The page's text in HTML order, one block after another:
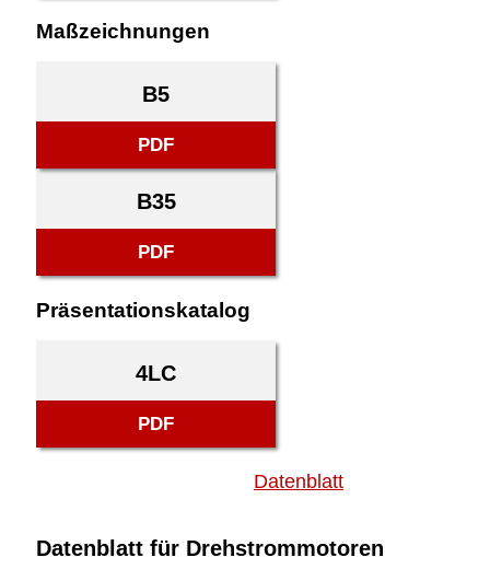
Maßzeichnungen
B5
PDF
B35
PDF
Präsentationskatalog
4LC
PDF
Datenblatt
Datenblatt für Drehstrommotoren